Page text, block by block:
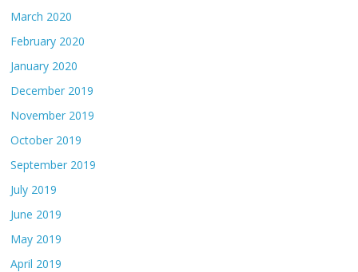
March 2020
February 2020
January 2020
December 2019
November 2019
October 2019
September 2019
July 2019
June 2019
May 2019
April 2019